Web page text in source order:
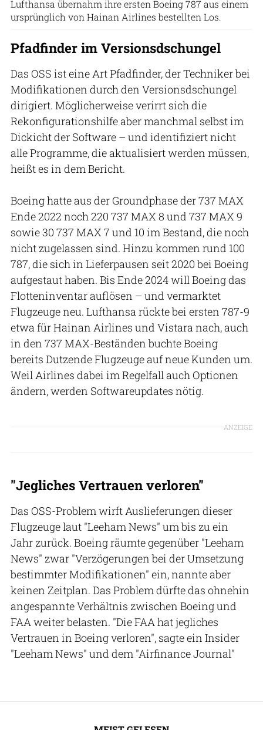
Lufthansa übernahm ihre ersten Boeing 787 aus einem
ursprünglich von Hainan Airlines bestellten Los.
Pfadfinder im Versionsdschungel
Das OSS ist eine Art Pfadfinder, der Techniker bei
Modifikationen durch den Versionsdschungel
dirigiert. Möglicherweise verirrt sich die
Rekonfigurationshilfe aber manchmal selbst im
Dickicht der Software – und identifiziert nicht
alle Programme, die aktualisiert werden müssen,
heißt es in dem Bericht.
Boeing hatte aus der Groundphase der 737 MAX
Ende 2022 noch 220 737 MAX 8 und 737 MAX 9
sowie 30 737 MAX 7 und 10 im Bestand, die noch
nicht zugelassen sind. Hinzu kommen rund 100
787, die sich in Lieferpausen seit 2020 bei Boeing
aufgestaut haben. Bis Ende 2024 will Boeing das
Flotteninventar auflösen – und vermarktet
Flugzeuge neu. Lufthansa rückte bei ersten 787-9
etwa für Hainan Airlines und Vistara nach, auch
in den 737 MAX-Beständen buchte Boeing
bereits Dutzende Flugzeuge auf neue Kunden um.
Weil Airlines dabei im Regelfall auch Optionen
ändern, werden Softwareupdates nötig.
ANZEIGE
"Jegliches Vertrauen verloren"
Das OSS-Problem wirft Auslieferungen dieser
Flugzeuge laut "Leeham News" um bis zu ein
Jahr zurück. Boeing räumte gegenüber "Leeham
News" zwar "Verzögerungen bei der Umsetzung
bestimmter Modifikationen" ein, nannte aber
keinen Zeitplan. Das Problem dürfte das ohnehin
angespannte Verhältnis zwischen Boeing und
FAA weiter belasten. "Die FAA hat jegliches
Vertrauen in Boeing verloren", sagte ein Insider
"Leeham News" und dem "Airfinance Journal"